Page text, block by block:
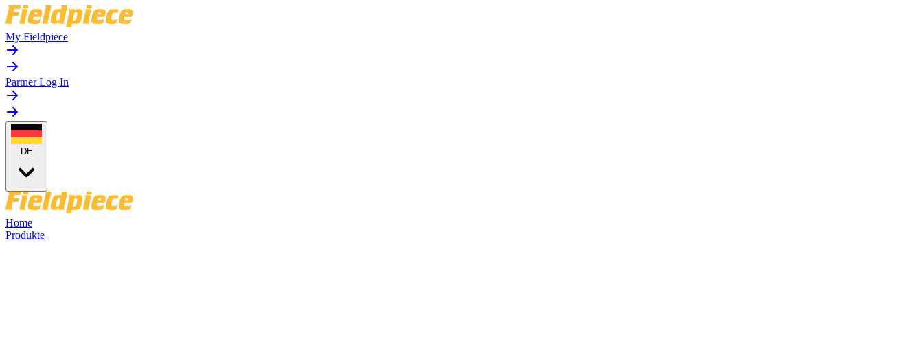
My Fieldpiece
Partner Log In
DE
Home
Produkte